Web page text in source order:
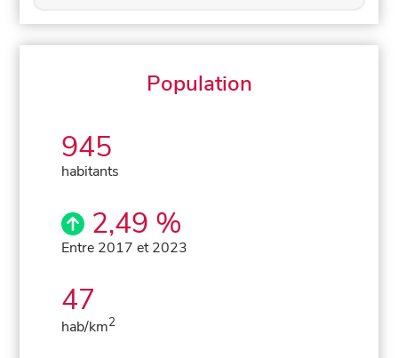
Population
945
habitants
2,49 %
Entre 2017 et 2023
47
hab/km2